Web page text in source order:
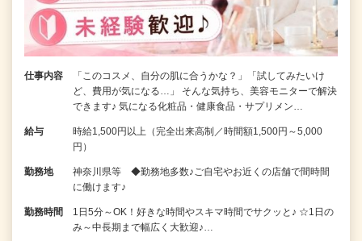
仕事内容
「このコスメ、自分の肌に合うかな？」「試してみたいけ
ど、費用が気になる…」 そんな気持ち、美容モニターで解決
できます♪ 気になる化粧品・健康食品・サプリメン…
給与
時給1,500円以上（完全出来高制／時間額1,500円～5,000
円）
勤務地
神奈川県等 ◆勤務地多数♪ご自宅やお近くの店舗で間時間
に働けます♪
勤務時間
1日5分～OK！好きな時間やスキマ時間でサクッと♪ ☆1日の
み～中長期まで幅広く大歓迎♪…